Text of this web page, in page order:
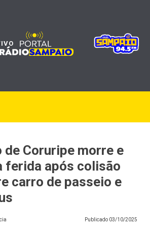
de Coruripe morre e
ferida após colisão
carro de passeio e
Publicado 03/10/2025